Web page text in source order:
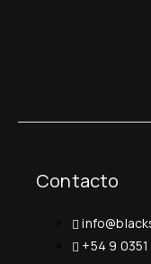
Contacto
+54 9